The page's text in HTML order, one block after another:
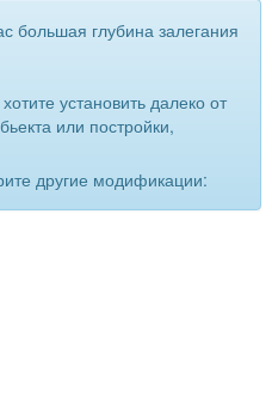
большая глубина залегания
установить далеко от
или постройки,
другие модификации: